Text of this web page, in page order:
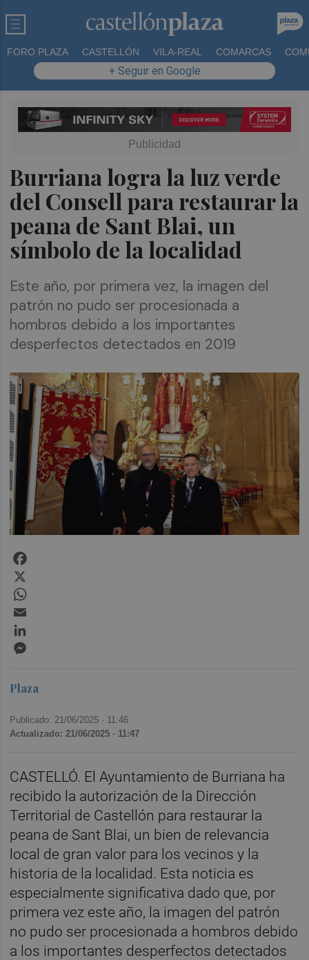
FORO PLAZA CASTELLÓN VILA-REAL COMARCAS
+ Seguir en Google
Burriana logra la luz verde
del Consell para restaurar la
peana de Sant Blai, un
símbolo de la localidad
Este año, por primera vez, la imagen del
patrón no pudo ser procesionada a
hombros debido a los importantes
desperfectos detectados en 2019
Plaza
Publicado: 21/06/2025 · 11:46
Actualizado: 21/06/2025 · 11:47
CASTELLÓ. El Ayuntamiento de Burriana ha
recibido la autorización de la Dirección
Territorial de Castellón para restaurar la
peana de Sant Blai, un bien de relevancia
local de gran valor para los vecinos y la
historia de la localidad. Esta noticia es
especialmente significativa dado que, por
primera vez este año, la imagen del patrón
no pudo ser procesionada a hombros debido
a los importantes desperfectos detectados